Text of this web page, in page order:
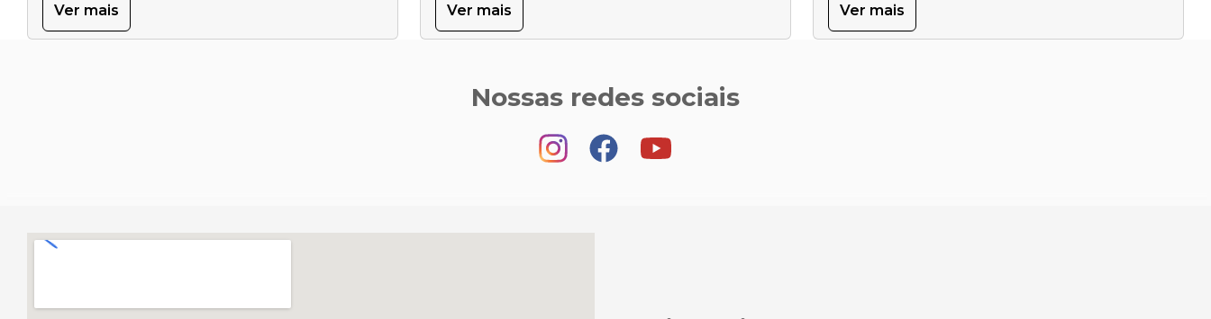
Ver mais Ver mais Ver mais
Nossas redes sociais